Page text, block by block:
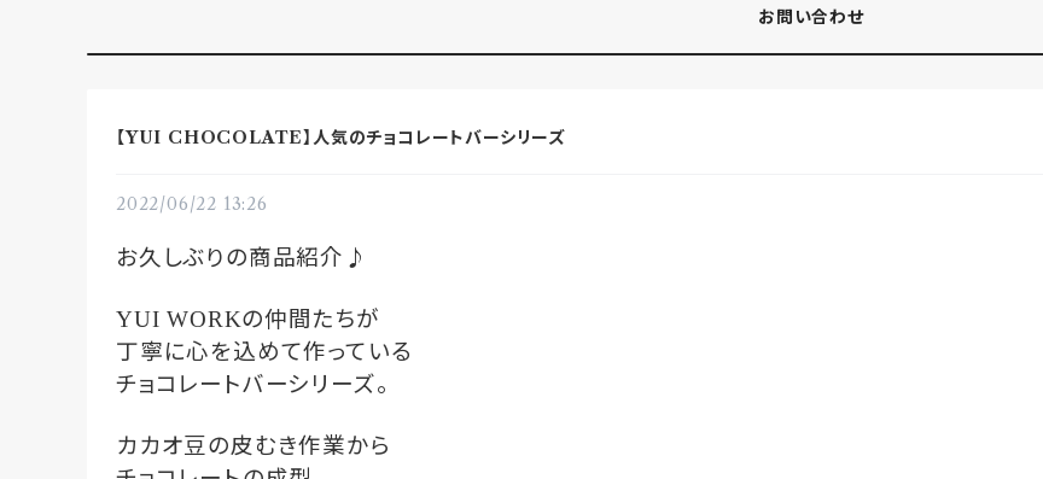
お問い合わせ
【YUI CHOCOLATE】人気のチョコレートバーシリーズ
2022/06/22 13:26
お久しぶりの商品紹介♪
YUI WORKの仲間たちが
丁寧に心を込めて作っている
チョコレートバーシリーズ。
カカオ豆の皮むき作業から